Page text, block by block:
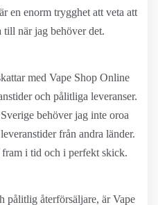
en enorm trygghet att veta att
när jag behöver det.
med Vape Shop Online
och pålitliga leveranser.
behöver jag inte oroa
från andra länder.
i tid och i perfekt skick.
pålitlig återförsäljare, är Vape